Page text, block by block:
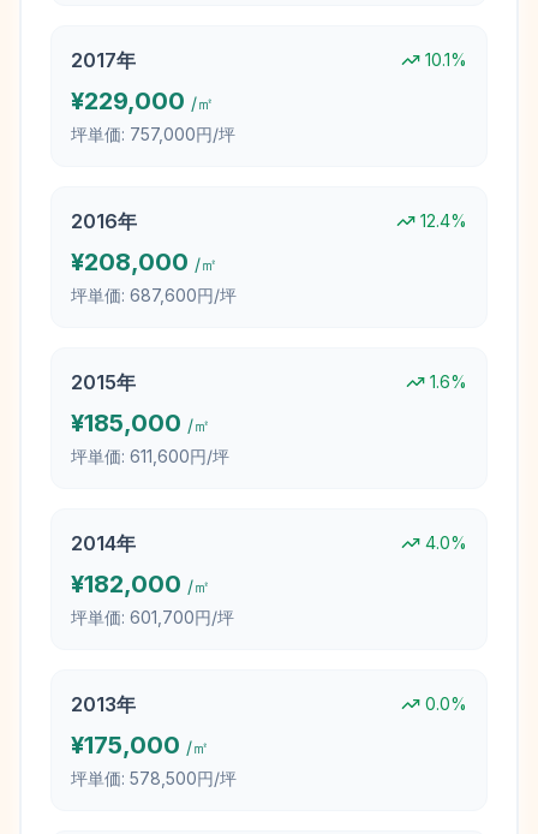
2017年 10.1%
¥229,000 /㎡
坪単価: 757,000円/坪
2016年 12.4%
¥208,000 /㎡
坪単価: 687,600円/坪
2015年 1.6%
¥185,000 /㎡
坪単価: 611,600円/坪
2014年 4.0%
¥182,000 /㎡
坪単価: 601,700円/坪
2013年 0.0%
¥175,000 /㎡
坪単価: 578,500円/坪